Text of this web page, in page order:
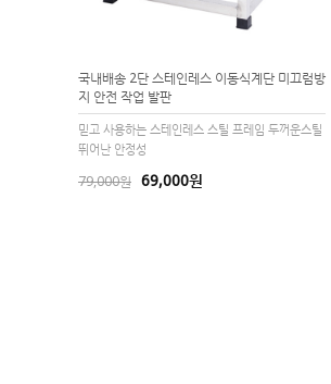
국내배송 2단 스테인레스 이동식계단 미끄럼방
지 안전 작업 발판
믿고 사용하는 스테인레스 스틸 프레임 두꺼운스틸
뛰어난 안정성
79,000원 69,000원